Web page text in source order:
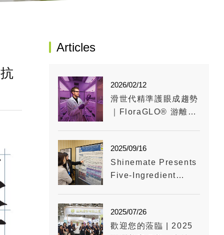
Articles
2026/02/12
滑世代精準護眼成趨勢
｜FloraGLO® 游離型
2025/09/16
Shinemate Presents
Five-Ingredient
International
Conference
2025/07/26
歡迎您的蒞臨 | 2025